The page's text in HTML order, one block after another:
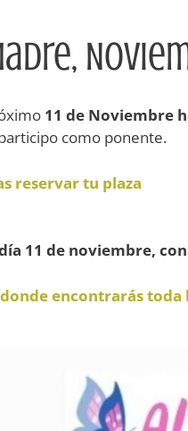
11 de Noviembre
como ponente.
reservar tu plaza
11 de noviembre,
encontrarás